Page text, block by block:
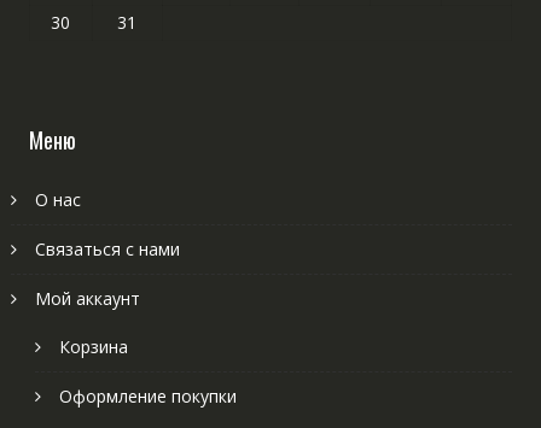
30
31
Меню
О нас
Связаться с нами
Мой аккаунт
Корзина
Оформление покупки